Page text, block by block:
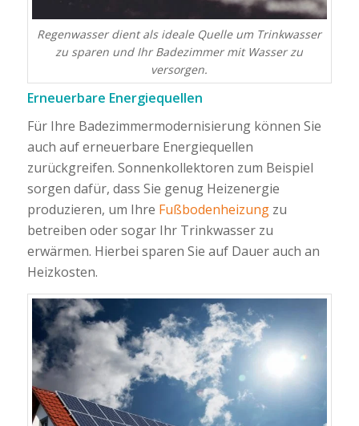
Regenwasser dient als ideale Quelle um Trinkwasser
zu sparen und Ihr Badezimmer mit Wasser zu
versorgen.
Erneuerbare Energiequellen
Für Ihre Badezimmermodernisierung können Sie
auch auf erneuerbare Energiequellen
zurückgreifen. Sonnenkollektoren zum Beispiel
sorgen dafür, dass Sie genug Heizenergie
produzieren, um Ihre Fußbodenheizungzu
betreiben oder sogar Ihr Trinkwasser zu
erwärmen. Hierbei sparen Sie auf Dauer auch an
Heizkosten.